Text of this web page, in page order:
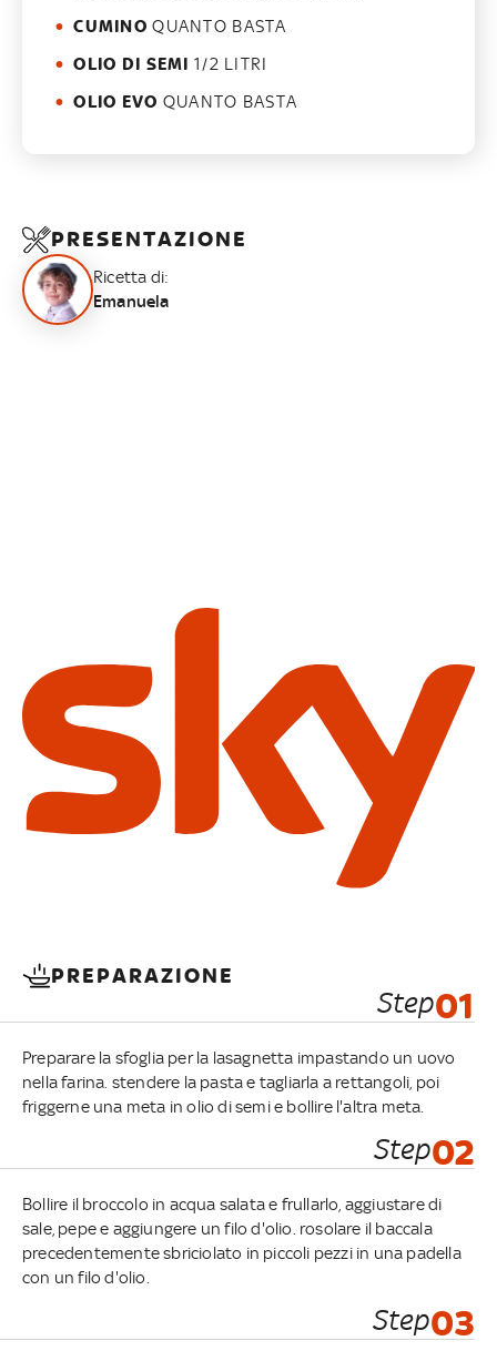
CUMINO QUANTO BASTA
OLIO DI SEMI 1/2 LITRI
OLIO EVO QUANTO BASTA
PRESENTAZIONE
Ricetta di:
Emanuela
PREPARAZIONE
Step01
Preparare la sfoglia per la lasagnetta impastando un uovo
nella farina. stendere la pasta e tagliarla a rettangoli, poi
friggerne una meta in olio di semi e bollire l'altra meta.
Step02
Bollire il broccolo in acqua salata e frullarlo, aggiustare di
sale, pepe e aggiungere un filo d'olio. rosolare il baccala
precedentemente sbriciolato in piccoli pezzi in una padella
con un filo d'olio.
Step03